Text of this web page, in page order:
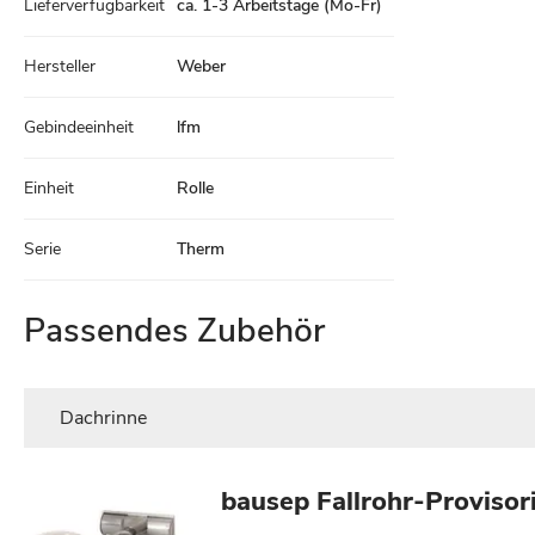
Lieferverfügbarkeit ca. 1-3 Arbeitstage (Mo-Fr)
Hersteller Weber
Gebindeeinheit lfm
Einheit Rolle
Serie Therm
Passendes Zubehör
Dachrinne
bausep Fallrohr-